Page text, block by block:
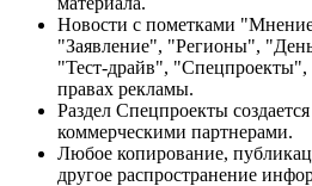
Новости с пометками
"Заявление", "Регионы",
"Тест-драйв",
правах рекламы.
Раздел Спецпроекты
коммерческими партнерами.
Любое копирование,
другое распространение